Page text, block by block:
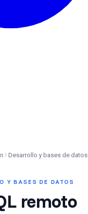
Desarrollo y bases de datos
Y BASES DE DATOS
remoto